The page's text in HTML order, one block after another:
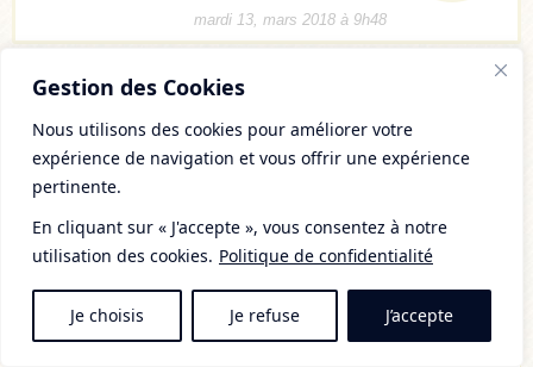
Gestion des Cookies
Nous utilisons des cookies pour améliorer votre
expérience de navigation et vous offrir une expérience
pertinente.
En cliquant sur « J'accepte », vous consentez à notre
utilisation des cookies. Politique de confidentialité
Je choisis Je refuse J’accepte
mardi 13, mars 2018 à 9h48
Laisser un commentaire